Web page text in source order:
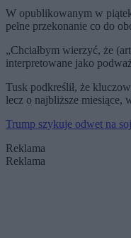
W opublikowanym w
pełne przekonanie co do
„Chciałbym wierzyć, że
interpretowane jako
Tusk podkreślił, że
lecz o najbliższe miesiące,
Trump szykuje odwet na
Reklama
Reklama